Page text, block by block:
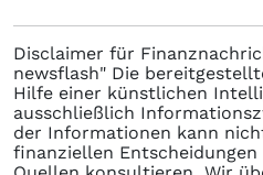
Disclaimer für
newsflash" Die
Hilfe einer künstlichen
ausschließlich
der Informationen kann
finanziellen